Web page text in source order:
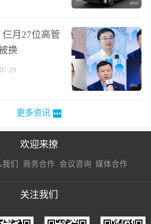
月27位高管
换
07-29
更多资讯
欢迎来撩
们
历
商务合作
接开聊
会议咨询 媒体合作
接开聊
关注我们